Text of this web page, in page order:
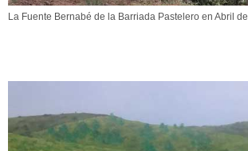
La Fuente Bernabé de la Barriada Pastelero en Abril